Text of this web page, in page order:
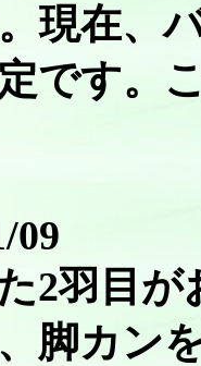
現在、
です。
09
2羽目
脚カン